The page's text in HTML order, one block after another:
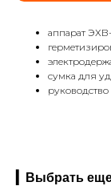
аппарат
сумка для
▎Выбрать